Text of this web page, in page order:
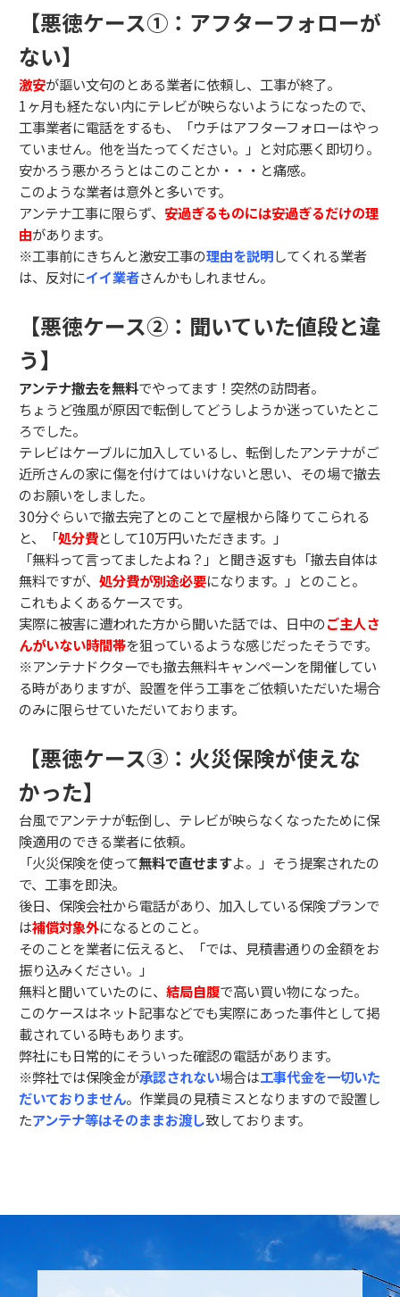
【悪徳ケース①：アフターフォローが
ない】
激安が謳い文句のとある業者に依頼し、工事が終了。
1ヶ月も経たない内にテレビが映らないようになったので、
工事業者に電話をするも、「ウチはアフターフォローはやっ
ていません。他を当たってください。」と対応悪く即切り。
安かろう悪かろうとはこのことか・・・と痛感。
このような業者は意外と多いです。
アンテナ工事に限らず、 安過ぎるものには安過ぎるだけの理
由があります。
※工事前にきちんと激安工事の理由を説明してくれる業者
は、反対にイイ業者さんかもしれません。
【悪徳ケース②：聞いていた値段と違
う】
アンテナ撤去を無料でやってます！突然の訪問者。
ちょうど強風が原因で転倒してどうしようか迷っていたとこ
ろでした。
テレビはケーブルに加入しているし、転倒したアンテナがご
近所さんの家に傷を付けてはいけないと思い、その場で撤去
のお願いをしました。
30分ぐらいで撤去完了とのことで屋根から降りてこられる
と、「処分費として10万円いただきます。」
「無料って言ってましたよね？」と聞き返すも「撤去自体は
無料ですが、 処分費が別途必要になります。」とのこと。
これもよくあるケースです。
実際に被害に遭われた方から聞いた話では、日中のご主人さ
んがいない時間帯を狙っているような感じだったそうです。
※アンテナドクターでも撤去無料キャンペーンを開催してい
る時がありますが、設置を伴う工事をご依頼いただいた場合
のみに限らせていただいております。
【悪徳ケース③：火災保険が使えな
かった】
台風でアンテナが転倒し、テレビが映らなくなったために保
険適用のできる業者に依頼。
「火災保険を使って無料で直せますよ。」そう提案されたの
で、工事を即決。
後日、保険会社から電話があり、加入している保険プランで
は補償対象外になるとのこと。
そのことを業者に伝えると、「では、見積書通りの金額をお
振り込みください。」
無料と聞いていたのに、 結局自腹で高い買い物になった。
このケースはネット記事などでも実際にあった事件として掲
載されている時もあります。
弊社にも日常的にそういった確認の電話があります。
※弊社では保険金が承認されない場合は工事代金を一切いた
だいておりません。作業員の見積ミスとなりますので設置し
たアンテナ等はそのままお渡し致しております。